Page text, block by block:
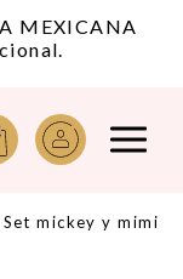
MEXICANA
Set mickey y mimi